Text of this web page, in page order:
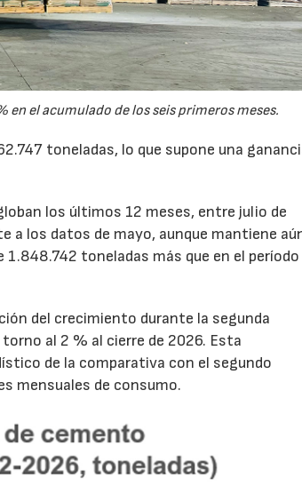
el acumulado de los seis primeros meses.
toneladas, lo que supone una
los últimos 12 meses, entre julio de
los datos de mayo, aunque mantiene
toneladas más que en el período
del crecimiento durante la segunda
al 2 % al cierre de 2026. Esta
de la comparativa con el segundo
mensuales de consumo.